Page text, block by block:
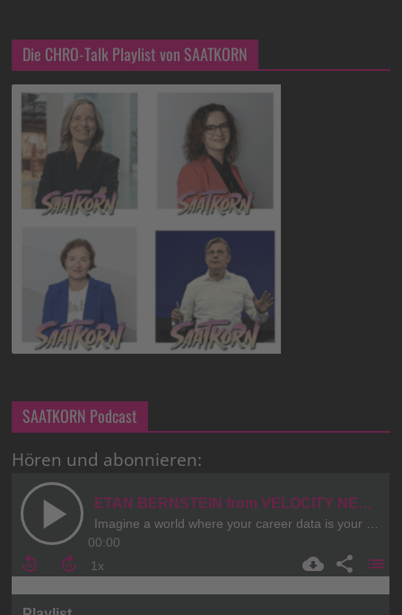
Die CHRO-Talk Playlist von SAATKORN
SAATKORN Podcast
Hören und abonnieren: